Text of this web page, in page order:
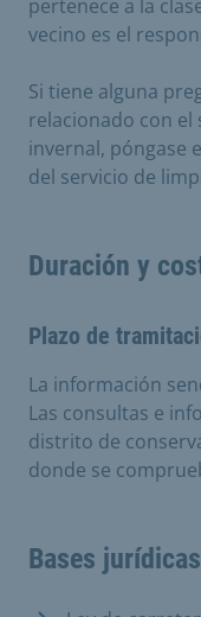
pertenece a la
vecino es el
Si tiene alguna
relacionado con el
invernal, póngase
del servicio de
Duración y
Plazo de
La información
Las consultas e
distrito de
donde se
Bases jurídicas